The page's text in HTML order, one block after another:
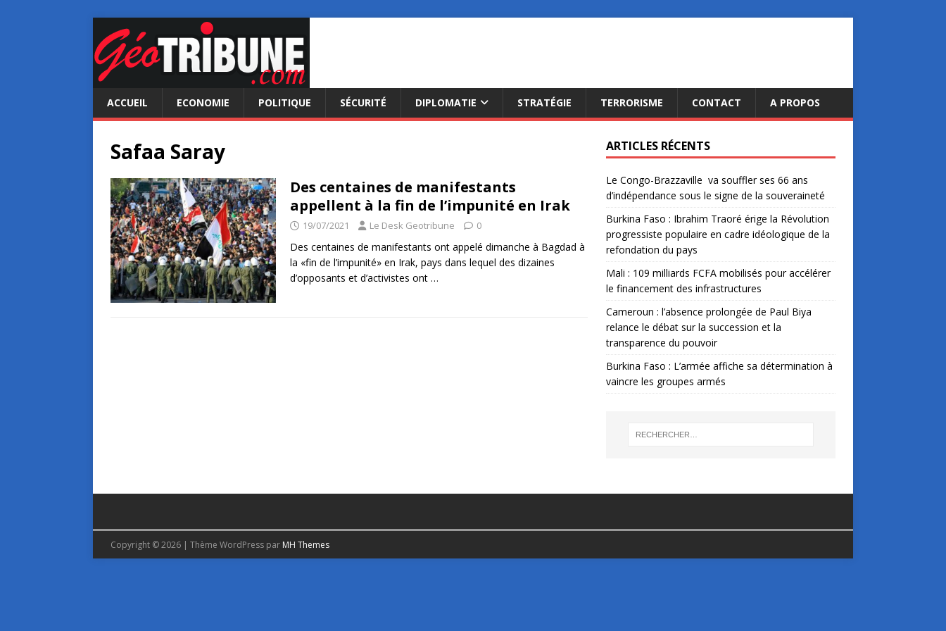
ACCUEIL ECONOMIE POLITIQUE SÉCURITÉ DIPLOMATIE STRATÉGIE TERRORISME CONTACT A PROPOS
Safaa Saray
Des centaines de manifestants
appellent à la fin de l’impunité en Irak
19/07/2021 Le Desk Geotribune 0
Des centaines de manifestants ont appelé dimanche à Bagdad à
la «fin de l’impunité» en Irak, pays dans lequel des dizaines
d’opposants et d’activistes ont …
ARTICLES RÉCENTS
Le Congo-Brazzaville va souffler ses 66 ans
d’indépendance sous le signe de la souveraineté
Burkina Faso : Ibrahim Traoré érige la Révolution
progressiste populaire en cadre idéologique de la
refondation du pays
Mali : 109 milliards FCFA mobilisés pour accélérer
le financement des infrastructures
Cameroun : l’absence prolongée de Paul Biya
relance le débat sur la succession et la
transparence du pouvoir
Burkina Faso : L’armée affiche sa détermination à
vaincre les groupes armés
Copyright © 2026 | Thème WordPress par MH Themes